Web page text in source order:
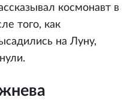
космонавт в
того, как
на Луну,